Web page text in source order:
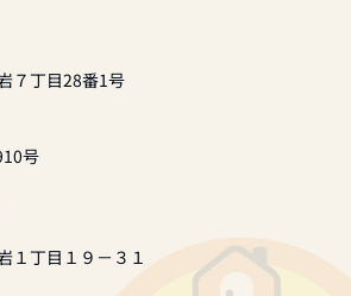
７丁目28番1号
号
１丁目１９－３１